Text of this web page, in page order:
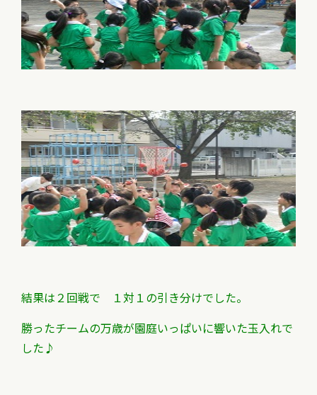
結果は２回戦で １対１の引き分けでした。
勝ったチームの万歳が園庭いっぱいに響いた玉入れで
した♪